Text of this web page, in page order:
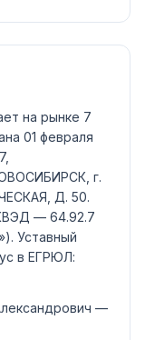
на рынке 7
01 февраля
г.
Д. 50.
— 64.92.7
. Уставный
в ЕГРЮЛ:
—